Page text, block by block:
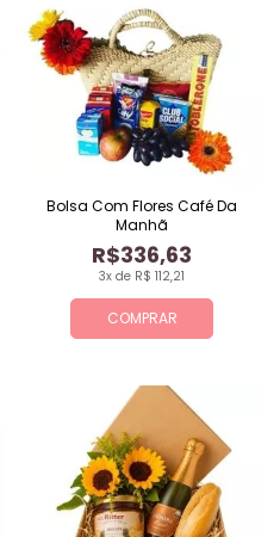
COMPRAR
3x de R$ 112,21
R$336,63
Bolsa Com Flores Café Da
Manhã